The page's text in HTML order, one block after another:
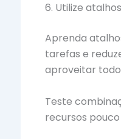
6. Utilize
Aprenda
tarefas e
aproveitar
Teste
recursos